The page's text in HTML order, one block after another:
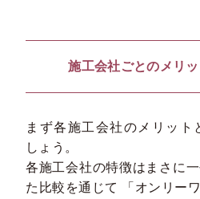
施工会社ごとのメリ
まず各施工会社のメリット
しょう。
各施工会社の特徴はまさに
た比較を通じて 「オンリー